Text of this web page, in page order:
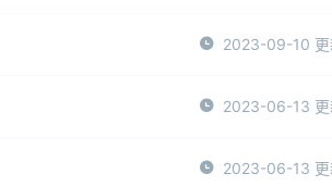
2023-09-10 更
2023-06-13 更
2023-06-13 更